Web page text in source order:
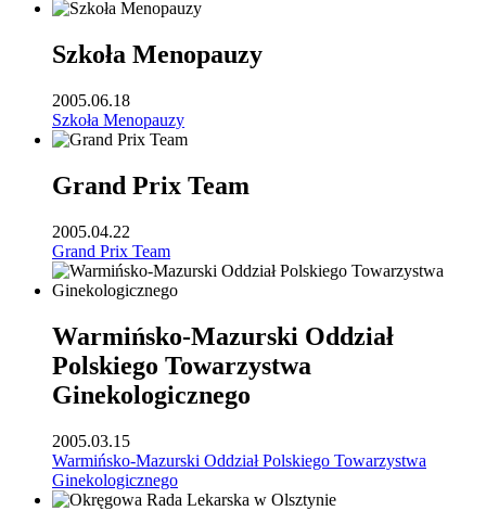
Szkoła Menopauzy
2005.06.18
Szkoła Menopauzy
Grand Prix Team
2005.04.22
Grand Prix Team
Warmińsko-Mazurski Oddział
Polskiego Towarzystwa
Ginekologicznego
2005.03.15
Warmińsko-Mazurski Oddział Polskiego Towarzystwa
Ginekologicznego